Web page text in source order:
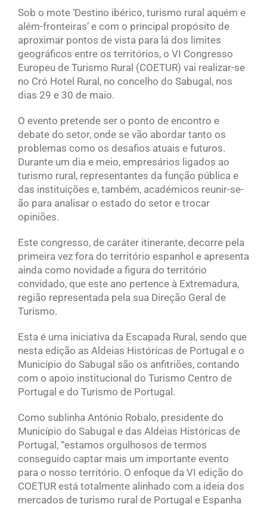
Sob o mote ‘Destino ibérico, turismo rural aquém e
além-fronteiras’ e com o principal propósito de
aproximar pontos de vista para lá dos limites
geográficos entre os territórios, o VI Congresso
Europeu de Turismo Rural (COETUR) vai realizar-se
no Cró Hotel Rural, no concelho do Sabugal, nos
dias 29 e 30 de maio.
O evento pretende ser o ponto de encontro e
debate do setor, onde se vão abordar tanto os
problemas como os desafios atuais e futuros.
Durante um dia e meio, empresários ligados ao
turismo rural, representantes da função pública e
das instituições e, também, académicos reunir-se-
ão para analisar o estado do setor e trocar
opiniões.
Este congresso, de caráter itinerante, decorre pela
primeira vez fora do território espanhol e apresenta
ainda como novidade a figura do território
convidado, que este ano pertence à Extremadura,
região representada pela sua Direção Geral de
Turismo.
Esta é uma iniciativa da Escapada Rural, sendo que
nesta edição as Aldeias Históricas de Portugal e o
Município do Sabugal são os anfitriões, contando
com o apoio institucional do Turismo Centro de
Portugal e do Turismo de Portugal.
Como sublinha António Robalo, presidente do
Município do Sabugal e das Aldeias Históricas de
Portugal, “estamos orgulhosos de termos
conseguido captar mais um importante evento
para o nosso território. O enfoque da VI edição do
COETUR está totalmente alinhado com a ideia dos
mercados de turismo rural de Portugal e Espanha